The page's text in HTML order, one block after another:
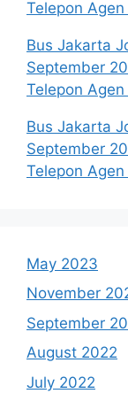
Telepon
Bus Jakarta
September
Telepon
Bus Jakarta
September
Telepon
May 2023
November
September
August 2022
July 2022